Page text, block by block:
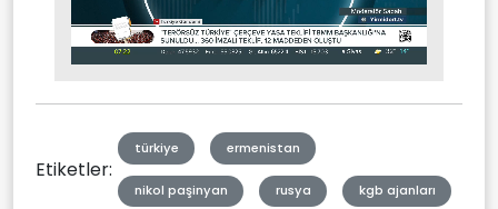
Unmute Stream
Etiketler:
türkiye ermenistan
nikol paşinyan rusya kgb ajanları